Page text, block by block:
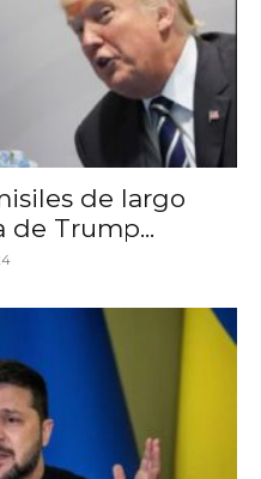
de largo
de Trump...